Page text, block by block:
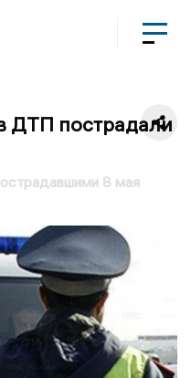
ДТП пострадали
8 мая